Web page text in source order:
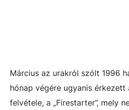
Március az urakról szólt 1996
hónap végére ugyanis érkezett
felvétele, a „Firestarter”, mely